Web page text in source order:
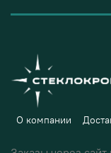
О компании